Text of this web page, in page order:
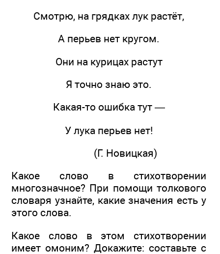
Смотрю, на грядках лук растёт,
А перьев нет кругом.
Они на курицах растут
Я точно знаю это.
Какая-то ошибка тут —
У лука перьев нет!
(Г. Новицкая)
Какое слово в стихотворении
многозначное? При помощи толкового
словаря узнайте, какие значения есть у
этого слова.
Какое слово в этом стихотворении
имеет омоним? Докажите: составьте с